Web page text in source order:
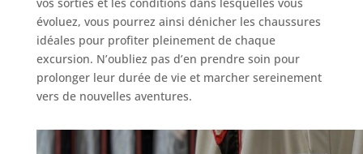
évoluez, vous pourrez ainsi dénicher les chaussures
idéales pour profiter pleinement de chaque
excursion. N’oubliez pas d’en prendre soin pour
prolonger leur durée de vie et marcher sereinement
vers de nouvelles aventures.